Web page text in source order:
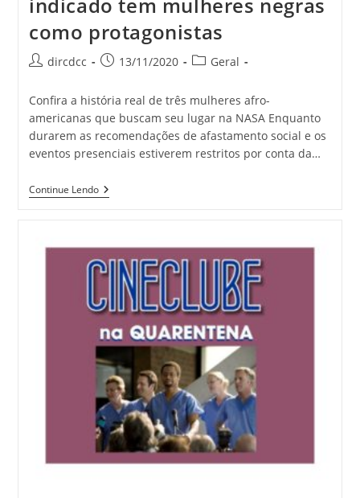
indicado tem mulheres negras
como protagonistas
dircdcc 13/11/2020 Geral
Confira a história real de três mulheres afro-
americanas que buscam seu lugar na NASA Enquanto
durarem as recomendações de afastamento social e os
eventos presenciais estiverem restritos por conta da…
Continue Lendo